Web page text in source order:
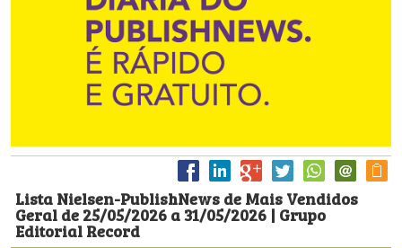
Lista Nielsen-PublishNews de Mais Vendidos
Geral de 25/05/2026 a 31/05/2026 | Grupo
Editorial Record